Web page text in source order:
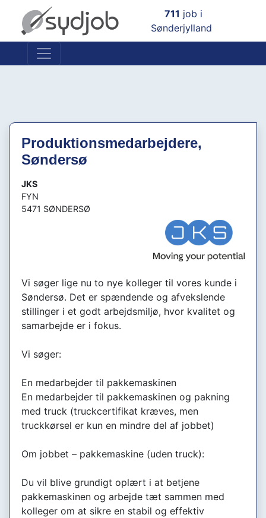
711 job i
Sønderjylland
Produktionsmedarbejdere,
Søndersø
JKS
FYN
5471 SØNDERSØ
Vi søger lige nu to nye kolleger til vores kunde i
Søndersø. Det er spændende og afvekslende
stillinger i et godt arbejdsmiljø, hvor kvalitet og
samarbejde er i fokus.
Vi søger:
En medarbejder til pakkemaskinen
En medarbejder til pakkemaskinen og pakning
med truck (truckcertifikat kræves, men
truckkørsel er kun en mindre del af jobbet)
Om jobbet – pakkemaskine (uden truck):
Du vil blive grundigt oplært i at betjene
pakkemaskinen og arbejde tæt sammen med
kolleger om at sikre en stabil og effektiv